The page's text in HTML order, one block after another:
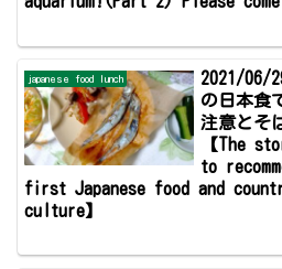
japanese food lunch
2021/06/
の日本食
注意とそ
【The
to
first Japanese food and
culture】